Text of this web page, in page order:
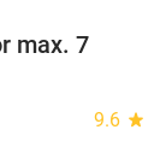
max. 7
9.6 star